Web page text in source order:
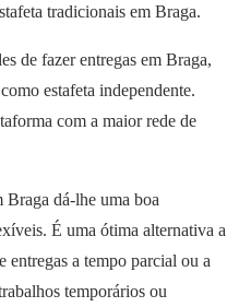
tradicionais em Braga.
de fazer entregas em Braga,
estafeta independente.
com a maior rede de
Braga dá-lhe uma boa
É uma ótima alternativa a
entregas a tempo parcial ou a
temporários ou